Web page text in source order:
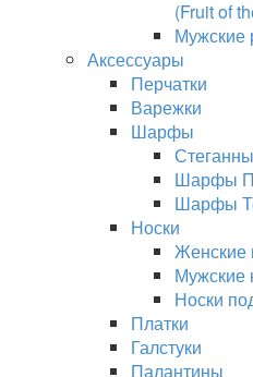
(Fruit of
Мужские
Аксессуары
Перчатки
Варежки
Шарфы
Шарфы
Шарфы
Носки
Женские
Мужские
Носки
Платки
Галстуки
Палантины